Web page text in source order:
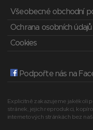
Všeobecné obchodní
Ochrana osobních údajů
Cookies
Podpořte nás na
Explicitně zakazujeme jakékoli
stránek, jejich reprodukci,
internetových stránkách bez